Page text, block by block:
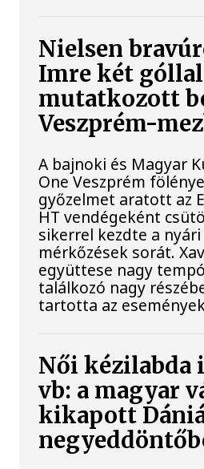
Nielsen
Imre két góllal
mutatkozott
Veszprém-
A bajnoki és Magyar
One Veszprém
győzelmet aratott az
HT vendégeként
sikerrel kezdte a
mérkőzések sorát.
együttese nagy
találkozó nagy
tartotta az
Női kézilabda
vb: a magyar
kikapott